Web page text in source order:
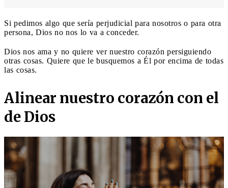
Si pedimos algo que sería perjudicial para nosotros o para otra
persona, Dios no nos lo va a conceder.
Dios nos ama y no quiere ver nuestro corazón persiguiendo
otras cosas. Quiere que le busquemos a Él por encima de todas
las cosas.
Alinear nuestro corazón con el
de Dios